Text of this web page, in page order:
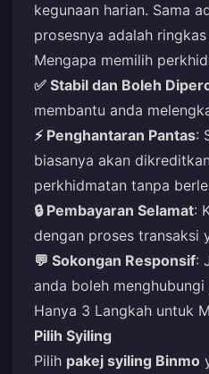
kegunaan harian. Sama
prosesnya adalah
Mengapa memilih
✅ Stabil dan Boleh
membantu anda
⚡ Penghantaran Pantas:
biasanya akan
perkhidmatan tanpa
🔒 Pembayaran Selamat:
dengan proses transaksi
💬 Sokongan Responsif:
anda boleh
Hanya 3 Langkah untuk
Pilih Syiling
Pilih pakej syiling Binmo